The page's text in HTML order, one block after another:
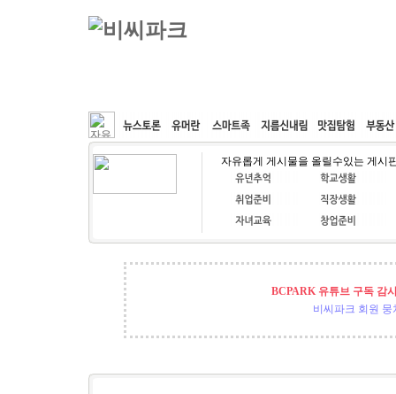
커뮤니티 속도패치 웹호스팅 공동구매
자유롭게 게시물을 올릴수있는 게시
BCPARK 유튜브 구독 감
비씨파크 회원 뭉